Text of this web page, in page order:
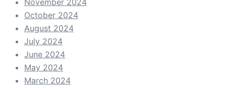
November 2024
October 2024
August 2024
July 2024
June 2024
May 2024
March 2024